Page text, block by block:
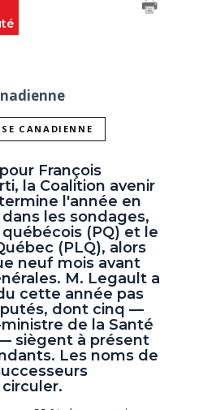
CANADIENNE
François
la Coalition avenir
l'année en
les sondages,
(PQ) et le
(PLQ), alors
neuf mois avant
M. Legault a
cette année pas
dont cinq —
de la Santé
siègent à présent
Les noms de